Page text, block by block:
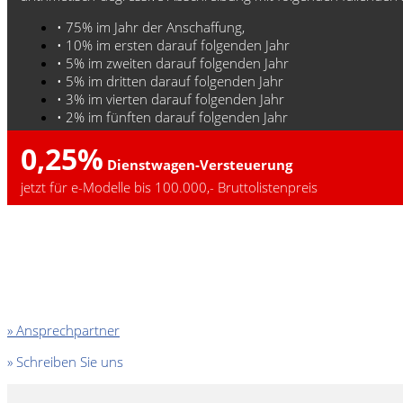
• 75% im Jahr der Anschaffung,
• 10% im ersten darauf folgenden Jahr
• 5% im zweiten darauf folgenden Jahr
• 5% im dritten darauf folgenden Jahr
• 3% im vierten darauf folgenden Jahr
• 2% im fünften darauf folgenden Jahr
0,25% Dienstwagen-Versteuerung
jetzt für e-Modelle bis 100.000,- Bruttolistenpreis
» Ansprechpartner
» Schreiben Sie uns